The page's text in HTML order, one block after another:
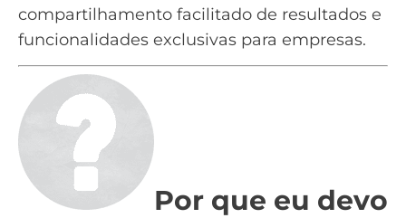
compartilhamento facilitado de resultados e
funcionalidades exclusivas para empresas.
Por que eu devo